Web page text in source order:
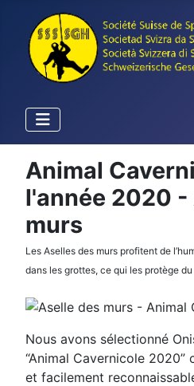
Animal
l'année 2020 -
murs
Les Aselles des murs profitent de
dans les grottes, ce qui les protège
Nous avons sélectionné
“Animal Cavernicole
et facilement